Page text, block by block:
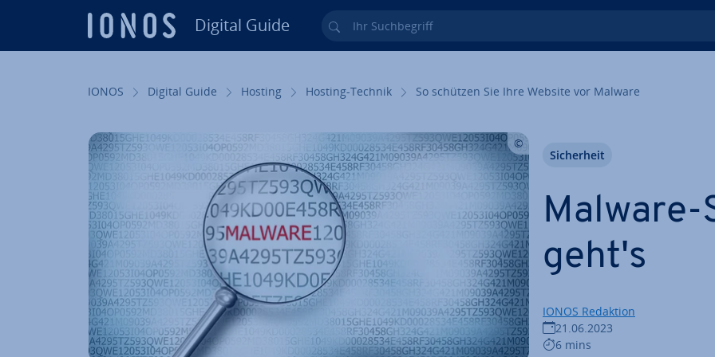
Digital Guide Ihr Such­be­griff
IONOS Digital Guide Hosting Hosting-Technik So schützen Sie Ihre Website vor Malware
Malware-
geht's
IONOS Redaktion
21.06.2023
6 mins
Si­cher­heit